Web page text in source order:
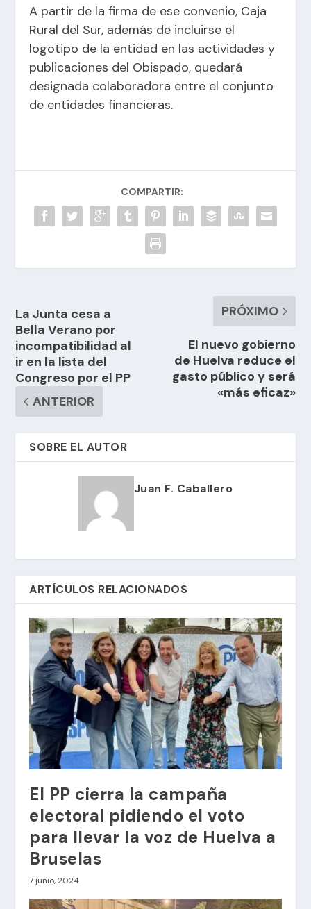
A partir de la firma de ese convenio, Caja
Rural del Sur, además de incluirse el
logotipo de la entidad en las actividades y
publicaciones del Obispado, quedará
designada colaboradora entre el conjunto
de entidades financieras.
COMPARTIR:
La Junta cesa a
Bella Verano por
incompatibilidad al
ir en la lista del
Congreso por el PP
ANTERIOR
PRÓXIMO
El nuevo gobierno
de Huelva reduce el
gasto público y será
«más eficaz»
SOBRE EL AUTOR
Juan F. Caballero
ARTÍCULOS RELACIONADOS
El PP cierra la campaña
electoral pidiendo el voto
para llevar la voz de Huelva a
Bruselas
7 junio, 2024